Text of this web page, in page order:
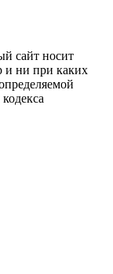
сайт носит
и ни при каких